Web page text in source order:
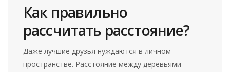
Как правильно
рассчитать расстояние?
Даже лучшие друзья нуждаются в личном
пространстве. Расстояние между деревьями